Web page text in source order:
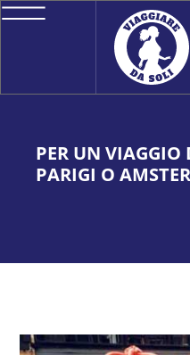
PER UN VIAGGIO
PARIGI O